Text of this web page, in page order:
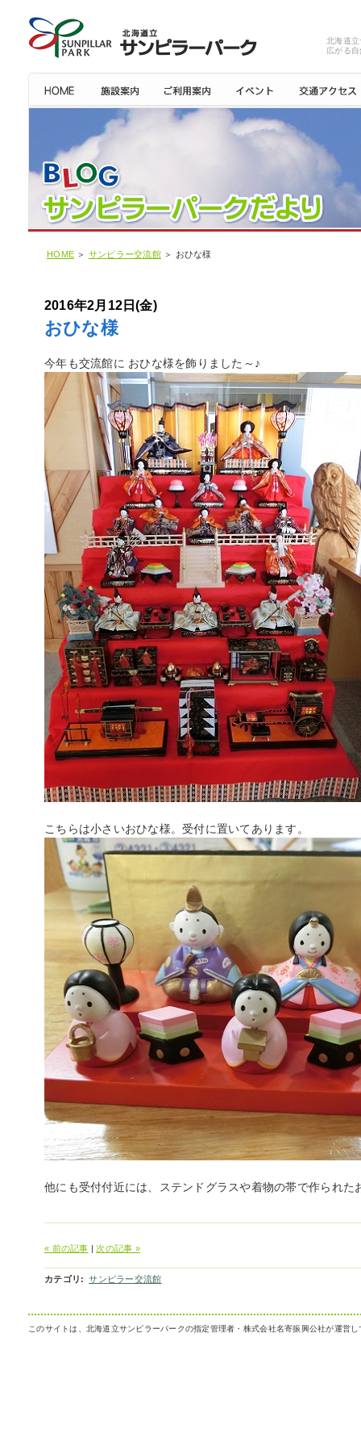
北海道
広がる
HOME ＞ サンピラー交流館＞ おひな様
2016年2月12日(金)
おひな様
今年も交流館に おひな様を飾りました～♪
こちらは小さいおひな様。受付に置いてあります。
他にも受付付近には、ステンドグラスや着物の帯で作られた
« 前の記事 |次の記事 »
カテゴリ : サンピラー交流館
このサイトは、北海道立サンピラーパークの指定管理者・株式会社名寄振興公社が運営